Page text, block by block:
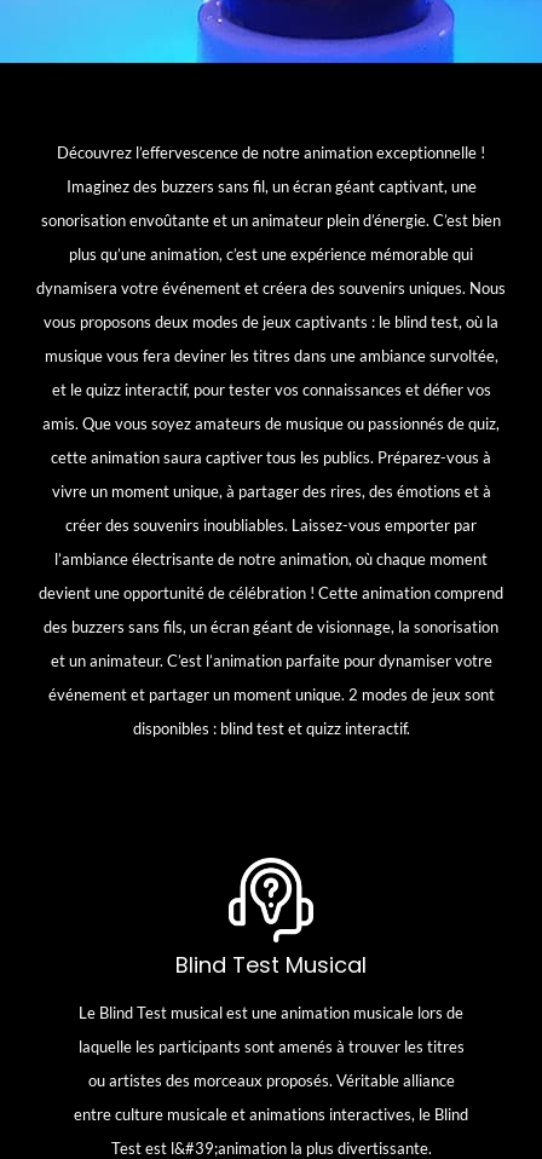
Découvrez l’effervescence de notre animation exceptionnelle !
Imaginez des buzzers sans fil, un écran géant captivant, une
sonorisation envoûtante et un animateur plein d’énergie. C’est bien
plus qu’une animation, c’est une expérience mémorable qui
dynamisera votre événement et créera des souvenirs uniques. Nous
vous proposons deux modes de jeux captivants : le blind test, où la
musique vous fera deviner les titres dans une ambiance survoltée,
et le quizz interactif, pour tester vos connaissances et défier vos
amis. Que vous soyez amateurs de musique ou passionnés de quiz,
cette animation saura captiver tous les publics. Préparez-vous à
vivre un moment unique, à partager des rires, des émotions et à
créer des souvenirs inoubliables. Laissez-vous emporter par
l’ambiance électrisante de notre animation, où chaque moment
devient une opportunité de célébration ! Cette animation comprend
des buzzers sans fils, un écran géant de visionnage, la sonorisation
et un animateur. C’est l’animation parfaite pour dynamiser votre
événement et partager un moment unique. 2 modes de jeux sont
disponibles : blind test et quizz interactif.
Blind Test Musical
Le Blind Test musical est une animation musicale lors de
laquelle les participants sont amenés à trouver les titres
ou artistes des morceaux proposés. Véritable alliance
entre culture musicale et animations interactives, le Blind
Test est l&#39;animation la plus divertissante.
Blind Test Musical
Le Blind Test musical est une animation musicale lors de
entre culture musicale et animations interactives, le Blind
Test est l&#39;animation la plus divertissante.